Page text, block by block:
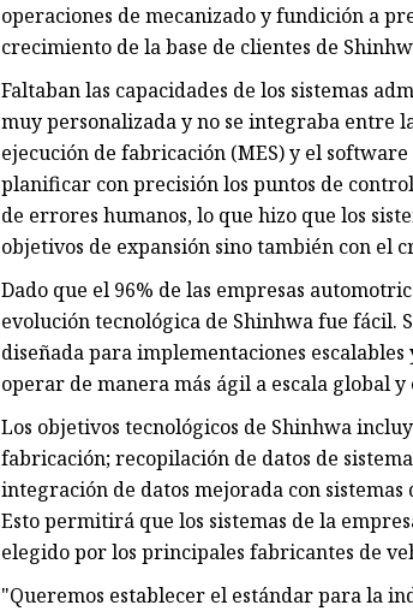
operaciones de mecanizado y fundición a
crecimiento de la base de clientes de
Faltaban las capacidades de los sistemas
muy personalizada y no se integraba entre
ejecución de fabricación (MES) y el
planificar con precisión los puntos de
de errores humanos, lo que hizo que los
objetivos de expansión sino también con el
Dado que el 96% de las empresas
evolución tecnológica de Shinhwa fue fácil.
diseñada para implementaciones
operar de manera más ágil a escala global y
Los objetivos tecnológicos de Shinhwa
fabricación; recopilación de datos de
integración de datos mejorada con
Esto permitirá que los sistemas de la
elegido por los principales fabricantes de
"Queremos establecer el estándar para la